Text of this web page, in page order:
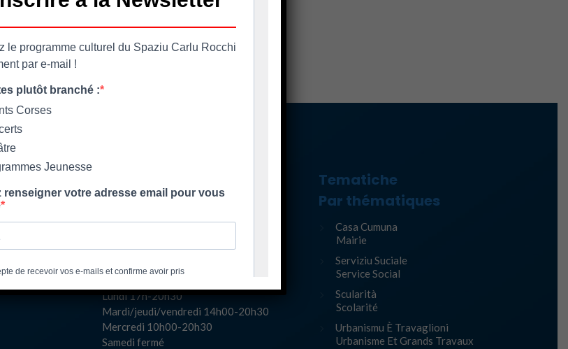
Les horaires d'ouverture
130 Carrughju di Spezziolaccia
20620 Biguglia
Lundi 17h-20h30
Mardi/jeudi/vendredi 14h00-20h30
Mercredi 10h00-20h30
Samedi fermé
Tematiche
Par thématiques
Casa Cumuna
Mairie
Serviziu Suciale
Service Social
Scularità
Scolarité
Urbanismu È Travaglioni
Urbanisme Et Grands Travaux